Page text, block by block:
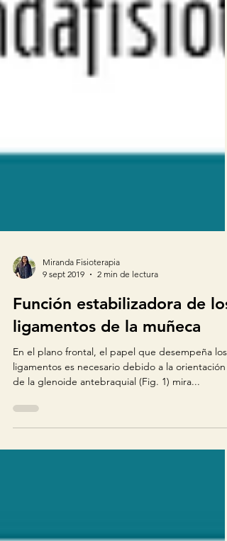
9 sept 2019
2 min de lectura
Función estabilizadora de los
ligamentos de la muñeca
En el plano frontal, el papel que desempeña los
de la glenoide antebraquial (Fig. 1) mira...